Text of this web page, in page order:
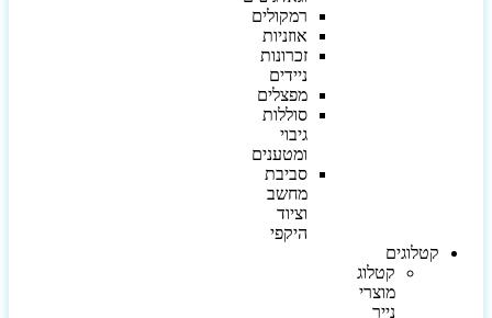
רמקולים
אוזניות
זכרונות
ניידים
מפצלים
סוללות
גיבוי
ומטענים
סביבת
מחשב
וציוד
היקפי
קטלוגים
קטלוג
מוצרי
נייר